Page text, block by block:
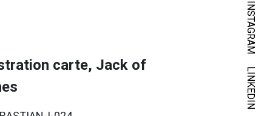
INSTAGRAM
LINKEDIN
carte, Jack of